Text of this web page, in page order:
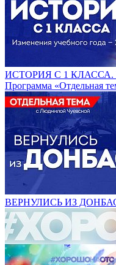
ИСТОРИЯ С 1 КЛАССА.
Программа «Отдельная
ВЕРНУЛИСЬ ИЗ